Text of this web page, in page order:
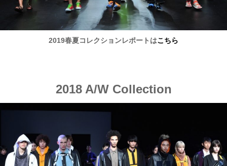
2019春夏コレクションレポートはこちら
2018 A/W Collection